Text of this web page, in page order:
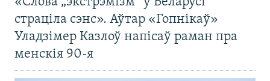
страціла сэнс». Аўтар «Гопнікаў»
Уладзімер Казлоў напісаў раман пра
менскія 90-я